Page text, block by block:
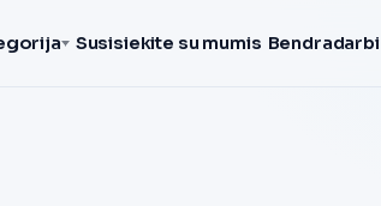
Susisiekite su mumis